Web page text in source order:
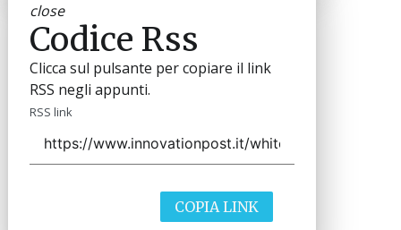
close
Codice Rss
Clicca sul pulsante per copiare il link
RSS negli appunti.
RSS link
COPIA LINK